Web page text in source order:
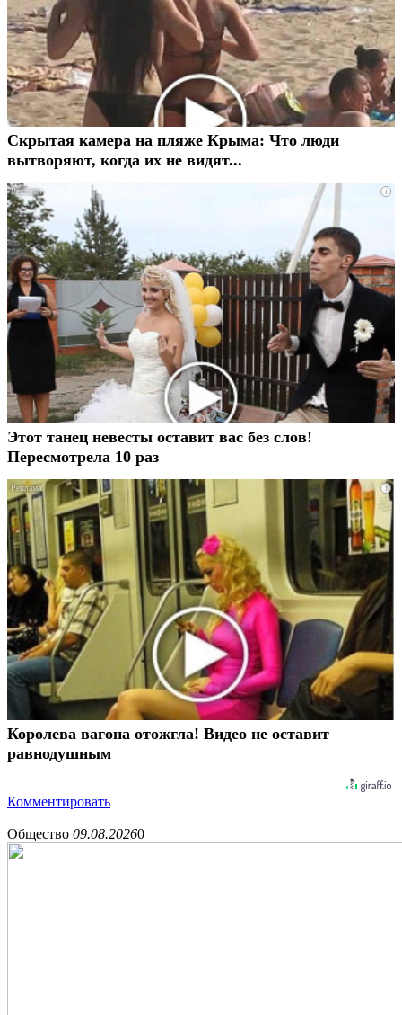
Скрытая камера на пляже Крыма: Что люди
вытворяют, когда их не видят...
i
Этот танец невесты оставит вас без слов!
Пересмотрела 10 раз
i
Королева вагона отожгла! Видео не оставит
равнодушным
Комментировать
Общество 09.08.20260